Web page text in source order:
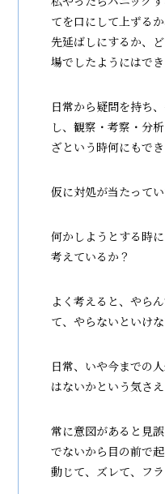
てを口にして上ずる
先延ばしにするか、
場でしたようにはでき
日常から疑問を持ち
し、観察・考察・分
ざという時何にもでき
仮に対処が当たって
何かしようとする時
考えているか？
よく考えると、やら
て、やらないといけ
日常、いや今までの
はないかという気さえ
常に意図があると見
でないから目の前で
動じて、ズレて、フ